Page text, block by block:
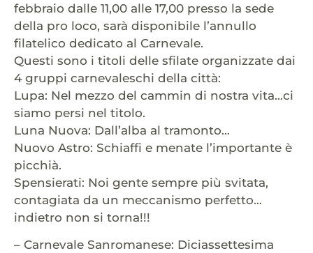
febbraio dalle 11,00 alle 17,00 presso la sede
della pro loco, sarà disponibile l’annullo
filatelico dedicato al Carnevale.
Questi sono i titoli delle sfilate organizzate dai
4 gruppi carnevaleschi della città:
Lupa: Nel mezzo del cammin di nostra vita…ci
siamo persi nel titolo.
Luna Nuova: Dall’alba al tramonto…
Nuovo Astro: Schiaffi e menate l’importante è
picchià.
Spensierati: Noi gente sempre più svitata,
contagiata da un meccanismo perfetto…
indietro non si torna!!!
– Carnevale Sanromanese: Diciassettesima